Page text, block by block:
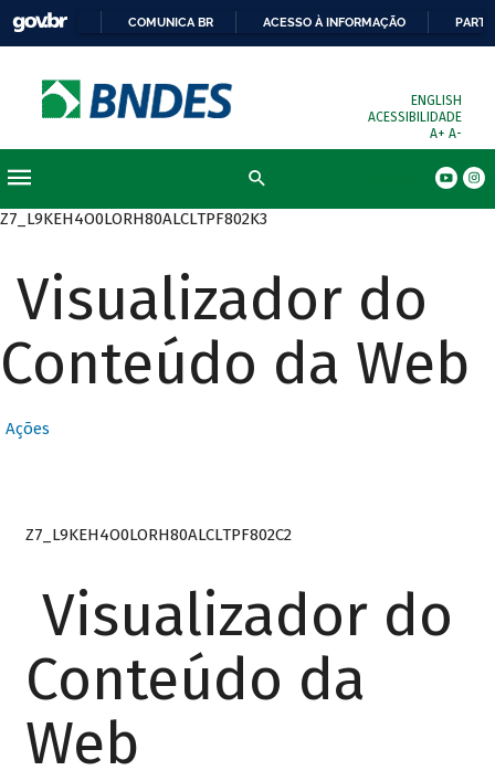
COMUNICA BR ACESSO À INFORMAÇÃO
ENGLISH
ACESSIBILIDADE
A+ A-
Z7_L9KEH4O0LORH80ALCLTPF802K3
Visualizador do
Conteúdo da Web
Ações
Z7_L9KEH4O0LORH80ALCLTPF802C2
Visualizador do
Conteúdo da
Web